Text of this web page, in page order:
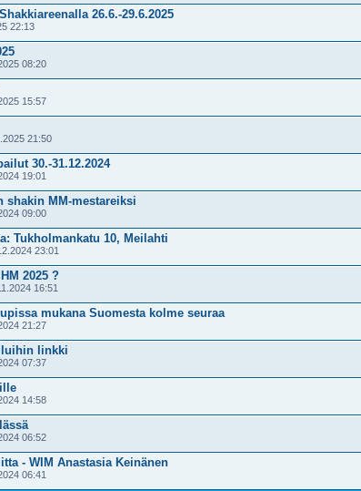
26.6.-29.6.2025
22:13
08:20
15:57
21:50
30.-31.12.2024
19:01
shakin MM-mestareiksi
09:00
Tukholmankatu 10, Meilahti
23:01
2025 ?
16:51
mukana Suomesta kolme seuraa
21:27
linkki
07:37
14:58
06:52
- WIM Anastasia Keinänen
06:41